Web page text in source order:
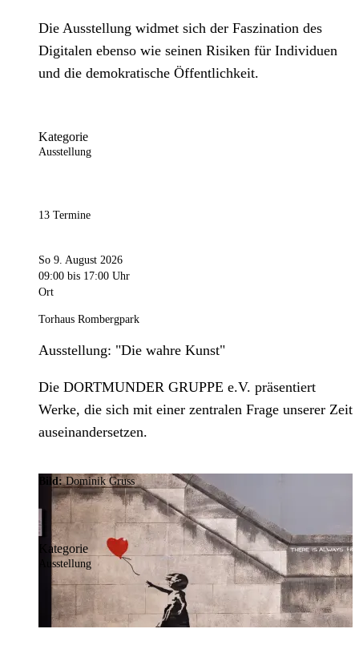
Die Ausstellung widmet sich der Faszination des
Digitalen ebenso wie seinen Risiken für Individuen
und die demokratische Öffentlichkeit.
Kategorie
Ausstellung
13 Termine
So 9. August 2026
09:00 bis 17:00 Uhr
Ort
Torhaus Rombergpark
Ausstellung: "Die wahre Kunst"
Die DORTMUNDER GRUPPE e.V. präsentiert
Werke, die sich mit einer zentralen Frage unserer Zeit
auseinandersetzen.
Bild:Dominik Gruss
Kategorie
Ausstellung